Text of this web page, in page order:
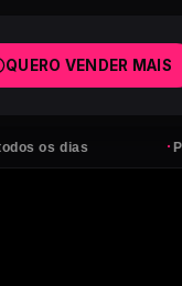
Para de
QUERO VENDER MAIS